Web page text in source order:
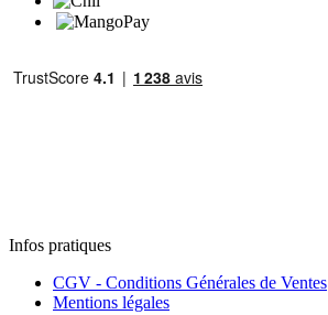
Infos pratiques
CGV - Conditions Générales de Ventes
Mentions légales